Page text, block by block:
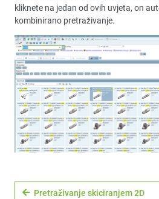
kliknete na jedan od ovih uvjeta, on
kombinirano pretraživanje.
Pretraživanje skiciranjem 2D